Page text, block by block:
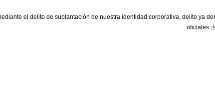
el delito de suplantación de nuestra identidad corporativa, delito ya